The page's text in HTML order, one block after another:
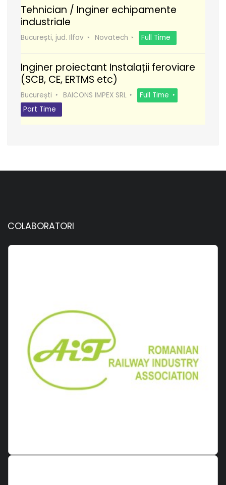
Tehnician / Inginer echipamente
industriale
București, jud. Ilfov Novatech Full Time
Inginer proiectant Instalații feroviare
(SCB, CE, ERTMS etc)
București BAICONS IMPEX SRL
Full Time
Part Time
COLABORATORI